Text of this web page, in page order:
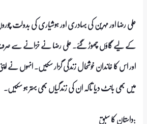
علی رضا اور مہرین کی بہادری اور ہوشیاری کی بدولت
کے لیے گاؤں چھوڑ گئے۔ علی رضا نے خزانے سے
اور اس کا خاندان خوشحال زندگی گزار سکیں۔ انہوں نے
میں بھی بانٹ دیا تاکہ ان کی زندگیاں بھی بہتر ہو سکیں۔
داستان کا سبق: